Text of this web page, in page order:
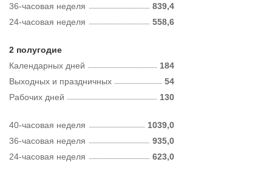
36-часовая неделя
839,4
24-часовая неделя
558,6
2 полугодие
Календарных дней
184
Рабочих дней 130
Выходных и праздничных 54
40-часовая неделя
1039,0
36-часовая неделя
935,0
24-часовая неделя
623,0